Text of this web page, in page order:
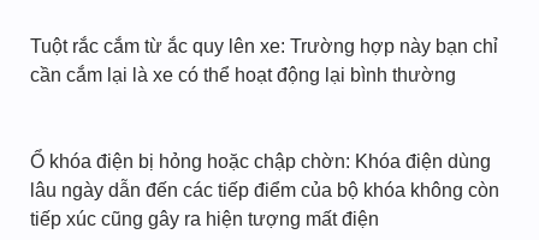
Tuột rắc cắm từ ắc quy lên xe: Trường hợp này bạn chỉ
cần cắm lại là xe có thể hoạt động lại bình thường
Ổ khóa điện bị hỏng hoặc chập chờn: Khóa điện dùng
lâu ngày dẫn đến các tiếp điểm của bộ khóa không còn
tiếp xúc cũng gây ra hiện tượng mất điện